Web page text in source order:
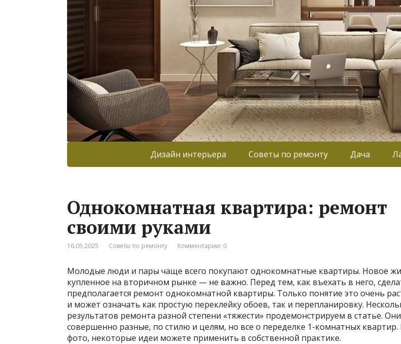
Дизайн интерьера Советы по ремонту Дача
Однокомнатная квартира: ремонт
своими руками
16.05.2025 Советы по ремонту Комментарии: 0
Молодые люди и пары чаще всего покупают однокомнатные квартиры. Новое
купленное на вторичном рынке — не важно. Перед тем, как въехать в него,
предполагается ремонт однокомнатной квартиры. Только понятие это очень
и может означать как простую переклейку обоев, так и перепланировку.
результатов ремонта разной степени «тяжести» продемонстрируем в статье. Они
совершенно разные, по стилю и целям, но все о переделке 1-комнатных квартир.
фото, некоторые идеи можете применить в собственной практике.